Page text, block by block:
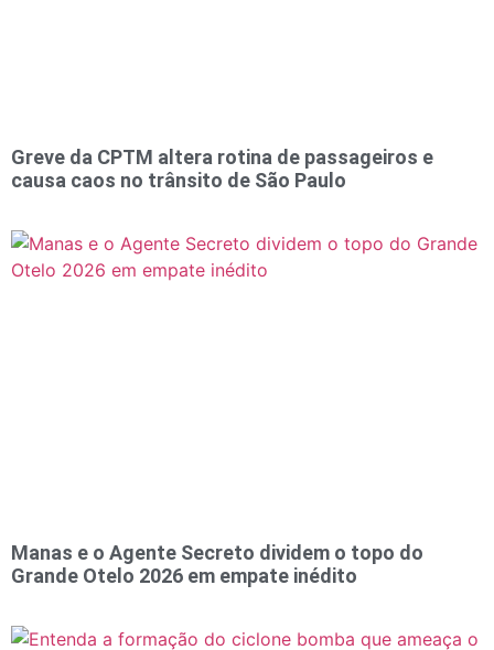
Greve da CPTM altera rotina de passageiros e
causa caos no trânsito de São Paulo
Manas e o Agente Secreto dividem o topo do
Grande Otelo 2026 em empate inédito